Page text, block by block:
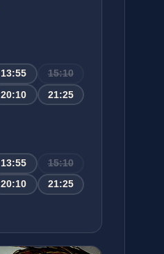
13:55 15:10
20:10 21:25
13:55 15:10
20:10 21:25